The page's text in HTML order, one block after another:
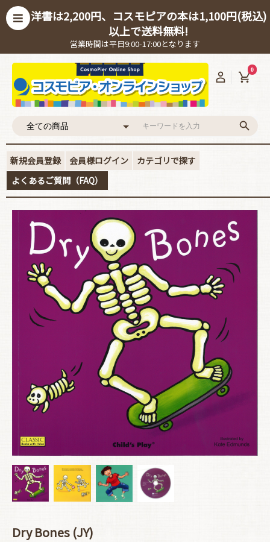
洋書は2,200円、コスモピアの本は1,100円(税込)
以上で送料無料!
営業時間は平日9:00-17:00となります
0
新規会員登録 会員様ログイン
カテゴリで探す
よくあるご質問（FAQ）
Dry Bones (JY)